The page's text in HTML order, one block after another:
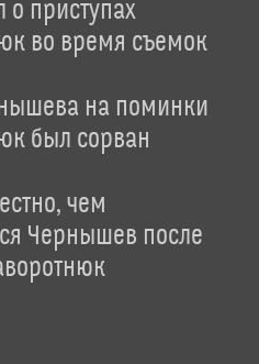
о приступах
во время съемок
на поминки
был сорван
чем
Чернышев после